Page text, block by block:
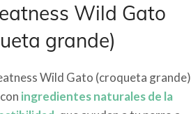
Wild Gato
grande)
Wild Gato (croqueta grande)
ingredientes naturales de la